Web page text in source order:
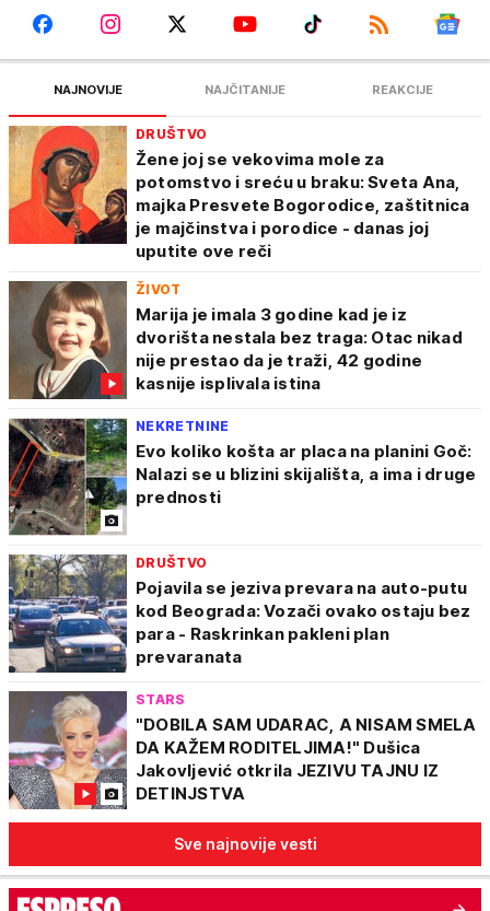
NAJNOVIJE NAJČITANIJE REAKCIJE
DRUŠTVO
Žene joj se vekovima mole za
potomstvo i sreću u braku: Sveta Ana,
majka Presvete Bogorodice, zaštitnica
je majčinstva i porodice - danas joj
uputite ove reči
ŽIVOT
Marija je imala 3 godine kad je iz
dvorišta nestala bez traga: Otac nikad
nije prestao da je traži, 42 godine
kasnije isplivala istina
NEKRETNINE
Evo koliko košta ar placa na planini Goč:
Nalazi se u blizini skijališta, a ima i druge
prednosti
DRUŠTVO
Pojavila se jeziva prevara na auto-putu
kod Beograda: Vozači ovako ostaju bez
para - Raskrinkan pakleni plan
prevaranata
STARS
"DOBILA SAM UDARAC, A NISAM SMELA
DA KAŽEM RODITELJIMA!" Dušica
Jakovljević otkrila JEZIVU TAJNU IZ
DETINJSTVA
Sve najnovije vesti